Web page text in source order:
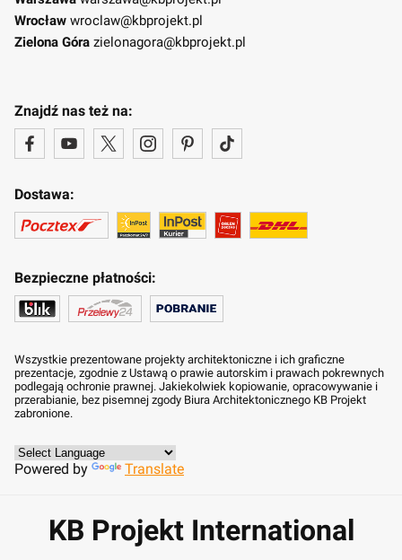
Wrocław wroclaw@kbprojekt.pl
Zielona Góra zielonagora@kbprojekt.pl
Znajdź nas też na:
Dostawa:
Bezpieczne płatności:
Wszystkie prezentowane projekty architektoniczne i ich graficzne
prezentacje, zgodnie z Ustawą o prawie autorskim i prawach pokrewnych
podlegają ochronie prawnej. Jakiekolwiek kopiowanie, opracowywanie i
przerabianie, bez pisemnej zgody Biura Architektonicznego KB Projekt
zabronione.
Powered by Translate
KB Projekt International